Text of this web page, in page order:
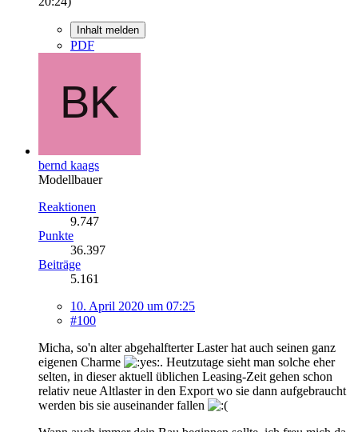
Inhalt melden
PDF
bernd kaags
Modellbauer
Reaktionen
9.747
Punkte
36.397
Beiträge
5.161
10. April 2020 um 07:25
#100
Micha, so'n alter abgehalfterter Laster hat auch seinen ganz
eigenen Charme
. Heutzutage sieht man solche eher
selten, in dieser aktuell üblichen Leasing-Zeit gehen schon
relativ neue Altlaster in den Export wo sie dann aufgebraucht
werden bis sie auseinander fallen